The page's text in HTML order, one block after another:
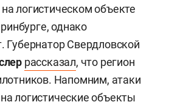
логистическом объекте
однако
Губернатор Свердловской
рассказал, что регион
Напомним, атаки
логистические объекты